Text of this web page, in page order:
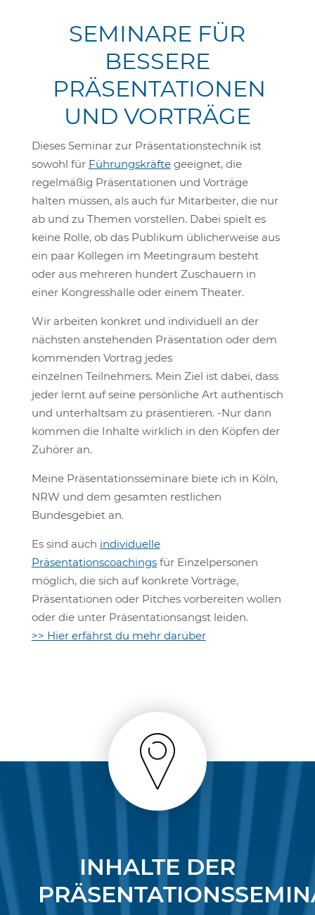
SEMINARE FÜR
BESSERE
PRÄSENTATIONEN
UND VORTRÄGE
Dieses Seminar zur Präsentationstechnik ist
sowohl für Führungskräftegeeignet, die
regelmäßig Präsentationen und Vorträge
halten müssen, als auch für Mitarbeiter, die nur
ab und zu Themen vorstellen. Dabei spielt es
keine Rolle, ob das Publikum üblicherweise aus
ein paar Kollegen im Meetingraum besteht
oder aus mehreren hundert Zuschauern in
einer Kongresshalle oder einem Theater.
Wir arbeiten konkret und individuell an der
nächsten anstehenden Präsentation oder dem
kommenden Vortrag jedes
einzelnen Teilnehmers. Mein Ziel ist dabei, dass
jeder lernt auf seine persönliche Art authentisch
und unterhaltsam zu präsentieren. -Nur dann
kommen die Inhalte wirklich in den Köpfen der
Zuhörer an.
Meine Präsentationsseminare biete ich in Köln,
NRW und dem gesamten restlichen
Bundesgebiet an.
Es sind auch individuelle
Präsentationscoachingsfür Einzelpersonen
möglich, die sich auf konkrete Vorträge,
Präsentationen oder Pitches vorbereiten wollen
oder die unter Präsentationsangst leiden.
>> Hier erfährst du mehr darüber
INHALTE DER